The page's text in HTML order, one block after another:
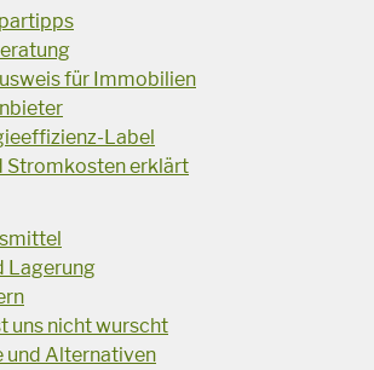
für Immobilien
Label
Stromkosten erklärt
Lagerung
uns nicht wurscht
und Alternativen